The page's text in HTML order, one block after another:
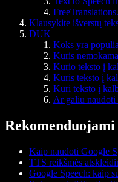
Klausykite išverstų
DUK
Koks yra
Kuris
Kurio teksto į
Kuris teksto į
Kuri teksto į
Ar galiu naudoti
Kaip naudoti Google
TTS reikšmės
Google Speech: kaip